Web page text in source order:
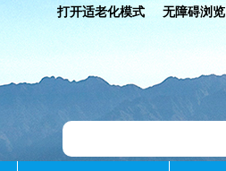
打开适老化模式 无障碍浏览